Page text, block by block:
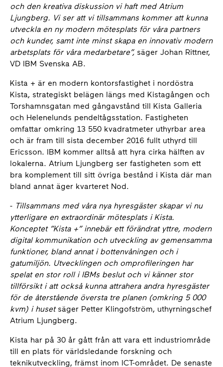
och den kreativa diskussion vi haft med Atrium
Ljungberg. Vi ser att vi tillsammans kommer att kunna
utveckla en ny modern mötesplats för våra partners
och kunder, samt inte minst skapa en innovativ modern
arbetsplats för våra medarbetare”, säger Johan Rittner,
VD IBM Svenska AB.
Kista + är en modern kontorsfastighet i nordöstra
Kista, strategiskt belägen längs med Kistagången och
Torshamnsgatan med gångavstånd till Kista Galleria
och Helenelunds pendeltågsstation. Fastigheten
omfattar omkring 13 550 kvadratmeter uthyrbar area
och är fram till sista december 2016 fullt uthyrd till
Ericsson. IBM kommer alltså att hyra cirka hälften av
lokalerna. Atrium Ljungberg ser fastigheten som ett
bra komplement till sitt övriga bestånd i Kista där man
bland annat äger kvarteret Nod.
- Tillsammans med våra nya hyresgäster skapar vi nu
ytterligare en extraordinär mötesplats i Kista.
Konceptet ”Kista +” innebär ett förändrat yttre, modern
digital kommunikation och utveckling av gemensamma
funktioner, bland annat i bottenvåningen och i
gatumiljön. Utvecklingen och omprofileringen har
spelat en stor roll i IBMs beslut och vi känner stor
tillförsikt i att också kunna attrahera andra hyresgäster
för de återstående översta tre planen (omkring 5 000
kvm) i huset säger Petter Klingofström, uthyrningschef
Atrium Ljungberg.
Kista har på 30 år gått från att vara ett industriområde
till en plats för världsledande forskning och
teknikutveckling, främst inom ICT-området. De senaste